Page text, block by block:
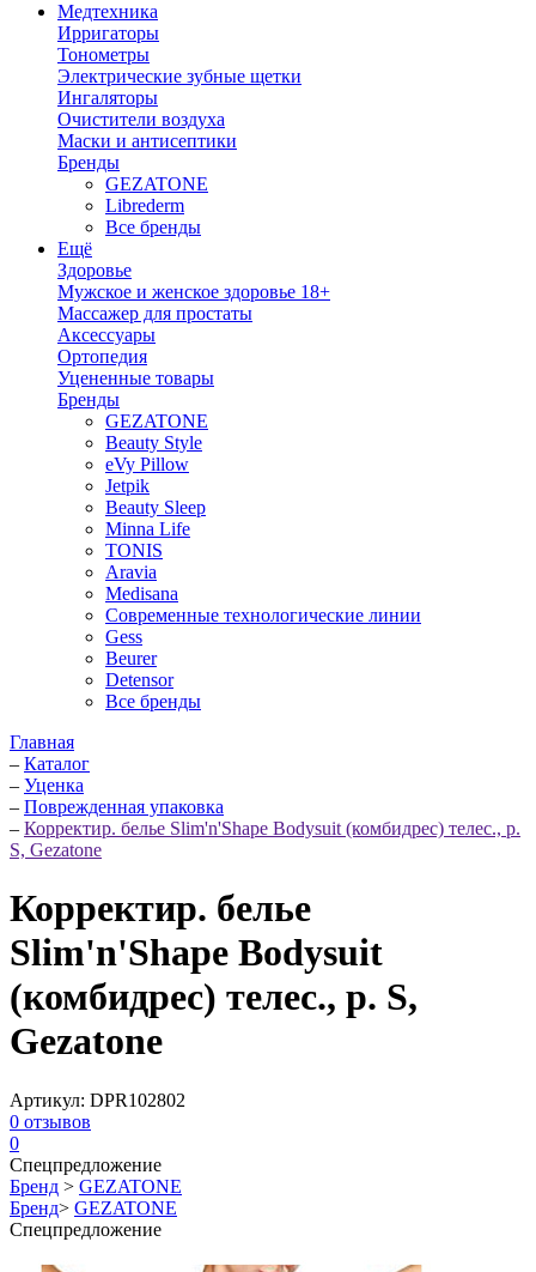
Медтехника
Ирригаторы
Тонометры
Электрические зубные щетки
Ингаляторы
Очистители воздуха
Маски и антисептики
Бренды
GEZATONE
Librederm
Все бренды
Ещё
Здоровье
Мужское и женское здоровье 18+
Массажер для простаты
Аксессуары
Ортопедия
Уцененные товары
Бренды
GEZATONE
Beauty Style
eVy Pillow
Jetpik
Beauty Sleep
Minna Life
TONIS
Aravia
Medisana
Современные технологические линии
Gess
Beurer
Detensor
Все бренды
Главная
– Каталог
– Уценка
– Поврежденная упаковка
– Корректир. белье Slim'n'Shape Bodysuit (комбидрес) телес., р.
S, Gezatone
Корректир. белье
Slim'n'Shape Bodysuit
(комбидрес) телес., р. S,
Gezatone
Артикул: DPR102802
0 отзывов
0
Спецпредложение
Бренд > GEZATONE
Бренд> GEZATONE
Спецпредложение